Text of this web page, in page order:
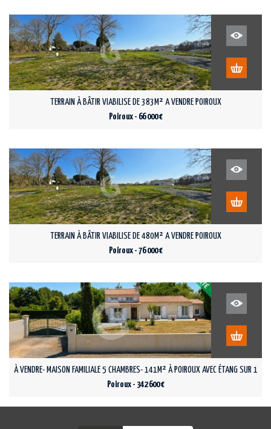
TERRAIN À BÂTIR VIABILISE DE 383M² A VENDRE POIROUX
Poiroux - 66 000 €
TERRAIN À BÂTIR VIABILISE DE 480M² A VENDRE POIROUX
Poiroux - 76 000 €
À VENDRE- MAISON FAMILIALE 5 CHAMBRES- 141M² À POIROUX AVEC ÉTANG SUR 12
Poiroux - 342 600 €